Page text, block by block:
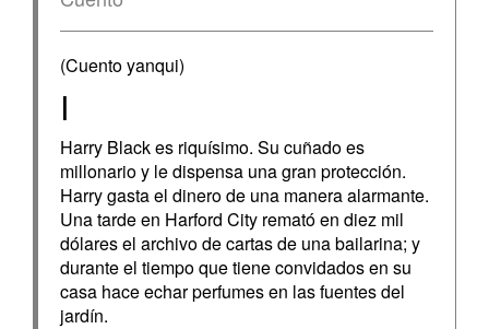
(Cuento yanqui)
I
Harry Black es riquísimo. Su cuñado es
millonario y le dispensa una gran protección.
Harry gasta el dinero de una manera alarmante.
Una tarde en Harford City remató en diez mil
dólares el archivo de cartas de una bailarina; y
durante el tiempo que tiene convidados en su
casa hace echar perfumes en las fuentes del
jardín.